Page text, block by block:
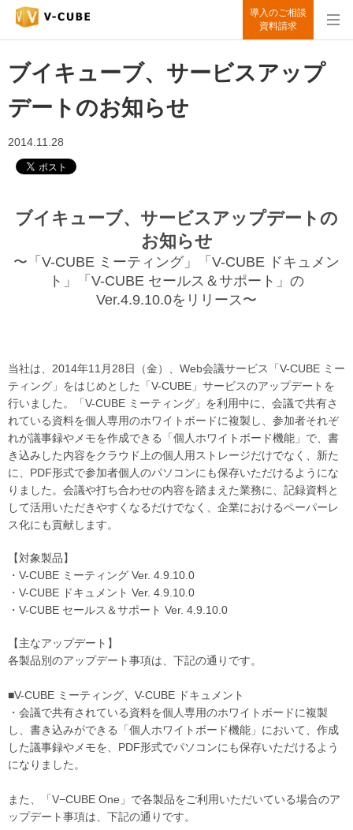
導入のご相談
資料請求
ブイキューブ、サービスアップ
デートのお知らせ
2014.11.28
ブイキューブ、サービスアップデートの
お知らせ
〜「V-CUBE ミーティング」「V-CUBE ドキュメン
ト」「V-CUBE セールス＆サポート」の
Ver.4.9.10.0をリリース〜
当社は、2014年11月28日（金）、Web会議サービス「V-CUBE ミー
ティング」をはじめとした「V-CUBE」サービスのアップデートを
行いました。「V-CUBE ミーティング」を利用中に、会議で共有さ
れている資料を個人専用のホワイトボードに複製し、参加者それぞ
れが議事録やメモを作成できる「個人ホワイトボード機能」で、書
き込みした内容をクラウド上の個人用ストレージだけでなく、新た
に、PDF形式で参加者個人のパソコンにも保存いただけるようにな
りました。会議や打ち合わせの内容を踏まえた業務に、記録資料と
して活用いただきやすくなるだけでなく、企業におけるペーパーレ
ス化にも貢献します。
【対象製品】
・V-CUBE ミーティング Ver. 4.9.10.0
・V-CUBE ドキュメント Ver. 4.9.10.0
・V-CUBE セールス＆サポート Ver. 4.9.10.0
【主なアップデート】
各製品別のアップデート事項は、下記の通りです。
■V-CUBE ミーティング、V-CUBE ドキュメント
・会議で共有されている資料を個人専用のホワイトボードに複製
し、書き込みができる「個人ホワイトボード機能」において、作成
した議事録やメモを、PDF形式でパソコンにも保存いただけるよう
になりました。
また、「V−CUBE One」で各製品をご利用いただいている場合のア
ップデート事項は、下記の通りです。